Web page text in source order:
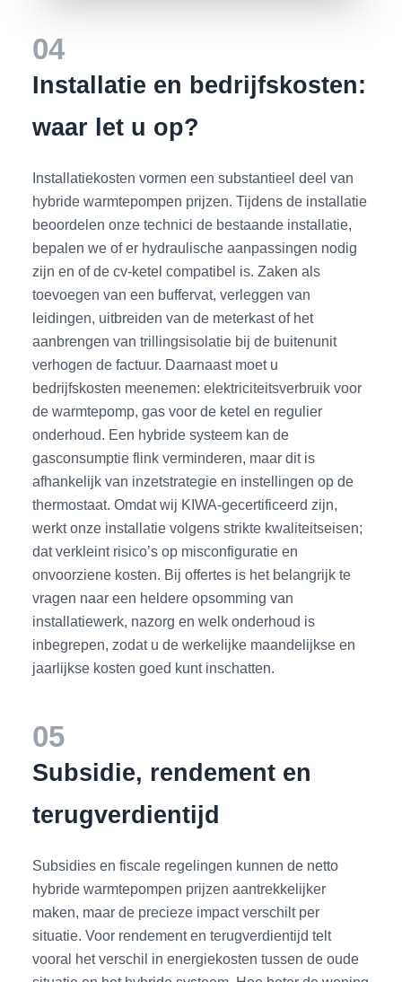
04
Installatie en bedrijfskosten:
waar let u op?
Installatiekosten vormen een substantieel deel van
hybride warmtepompen prijzen. Tijdens de installatie
beoordelen onze technici de bestaande installatie,
bepalen we of er hydraulische aanpassingen nodig
zijn en of de cv-ketel compatibel is. Zaken als
toevoegen van een buffervat, verleggen van
leidingen, uitbreiden van de meterkast of het
aanbrengen van trillingsisolatie bij de buitenunit
verhogen de factuur. Daarnaast moet u
bedrijfskosten meenemen: elektriciteitsverbruik voor
de warmtepomp, gas voor de ketel en regulier
onderhoud. Een hybride systeem kan de
gasconsumptie flink verminderen, maar dit is
afhankelijk van inzetstrategie en instellingen op de
thermostaat. Omdat wij KIWA-gecertificeerd zijn,
werkt onze installatie volgens strikte kwaliteitseisen;
dat verkleint risico’s op misconfiguratie en
onvoorziene kosten. Bij offertes is het belangrijk te
vragen naar een heldere opsomming van
installatiewerk, nazorg en welk onderhoud is
inbegrepen, zodat u de werkelijke maandelijkse en
jaarlijkse kosten goed kunt inschatten.
05
Subsidie, rendement en
terugverdientijd
Subsidies en fiscale regelingen kunnen de netto
hybride warmtepompen prijzen aantrekkelijker
maken, maar de precieze impact verschilt per
situatie. Voor rendement en terugverdientijd telt
vooral het verschil in energiekosten tussen de oude